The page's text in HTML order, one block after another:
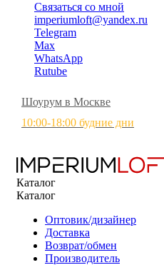
Связаться со мной
imperiumloft@yandex.ru
Telegram
Max
WhatsApp
Rutube
Шоурум в Москве
10:00-18:00 будние дни
Каталог
Каталог
Оптовик/дизайнер
Доставка
Возврат/обмен
Производитель